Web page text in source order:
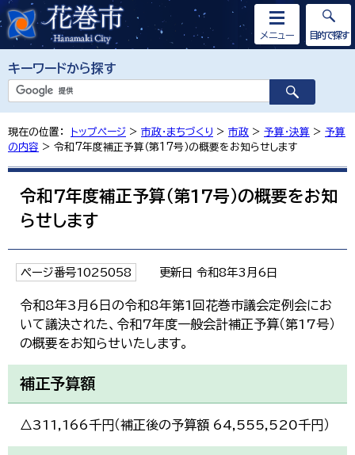
キーワードから探す
メニュー 目的で探す
現在の位置： トップページ > 市政・まちづくり > 市政 > 予算・決算 > 予算
の内容 > 令和7年度補正予算（第17号）の概要をお知らせします
令和7年度補正予算（第17号）の概要をお知
らせします
ページ番号1025058 更新日 令和8年3月6日
令和8年3月6日の令和8年第1回花巻市議会定例会にお
いて議決された、令和7年度一般会計補正予算（第17号）
の概要をお知らせいたします。
補正予算額
△311,166千円（補正後の予算額 64,555,520千円）